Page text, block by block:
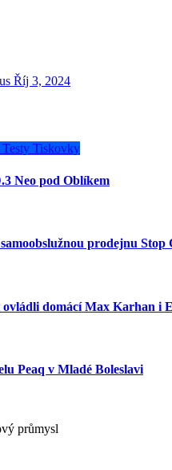
Říj 3, 2024
Testy Tiskovky
Neo pod Oblíkem
prodejnu Stop
domácí Max Karhan i
Peaq v Mladé Boleslavi
průmysl